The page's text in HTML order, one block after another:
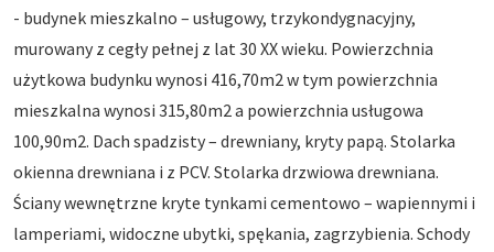
- budynek mieszkalno – usługowy, trzykondygnacyjny,
murowany z cegły pełnej z lat 30 XX wieku. Powierzchnia
użytkowa budynku wynosi 416,70m2 w tym powierzchnia
mieszkalna wynosi 315,80m2 a powierzchnia usługowa
100,90m2. Dach spadzisty – drewniany, kryty papą. Stolarka
okienna drewniana i z PCV. Stolarka drzwiowa drewniana.
Ściany wewnętrzne kryte tynkami cementowo – wapiennymi i
lamperiami, widoczne ubytki, spękania, zagrzybienia. Schody